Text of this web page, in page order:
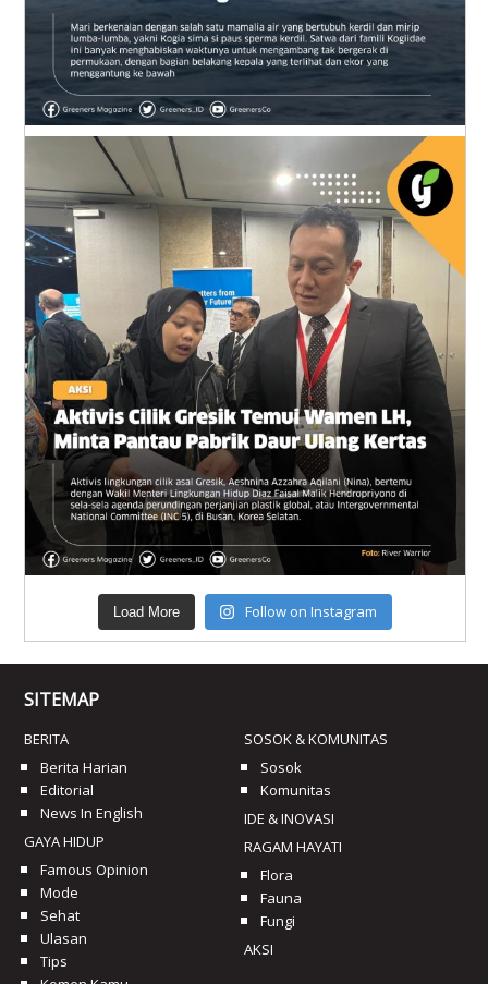
Load More Follow on Instagram
SITEMAP
BERITA
Berita Harian
Editorial
News In English
GAYA HIDUP
Famous Opinion
Mode
Sehat
Ulasan
Tips
SOSOK & KOMUNITAS
Sosok
Komunitas
IDE & INOVASI
RAGAM HAYATI
Flora
Fauna
Fungi
AKSI